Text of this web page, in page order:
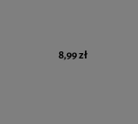
8,99 zł